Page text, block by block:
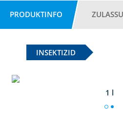
PRODUKTINFO
INSEKTIZID
1 l